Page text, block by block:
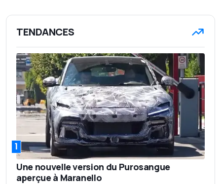
TENDANCES
1
Une nouvelle version du Purosangue
aperçue à Maranello